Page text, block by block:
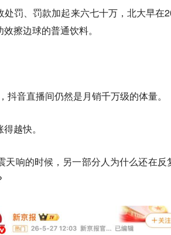
罚、罚款加起来六七十万，北大早在
擦边球的普通饮料。
音直播间仍然是月销千万级的体量。
越快。
响的时候，另一部分人为什么还在反